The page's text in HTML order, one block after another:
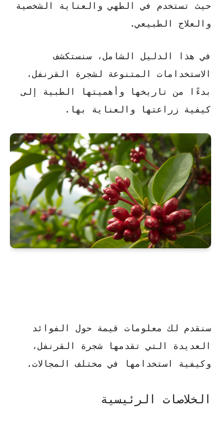
حيث تستخدم في الطهي والعناية الشخصية
والعلاج الطبيعي.
في هذا الدليل الشامل، سنستكشف
الاستخدامات المتنوعة لشجرة القرنفل،
بدءًا من تاريخها وأهميتها الطبية إلى
كيفية زراعتها والعناية بها.
سنقدم لك معلومات قيمة حول الفوائد
العديدة التي تقدمها شجرة القرنفل،
وكيفية استخدامها في مختلف المجالات.
الخلاصات الرئيسية